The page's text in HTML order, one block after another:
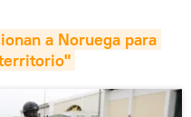
a Noruega para